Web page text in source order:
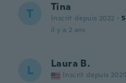
T Tina
Inscrit depuis 2022 ·
il y a 2 ans
L Laura B.
Inscrit depuis 2020